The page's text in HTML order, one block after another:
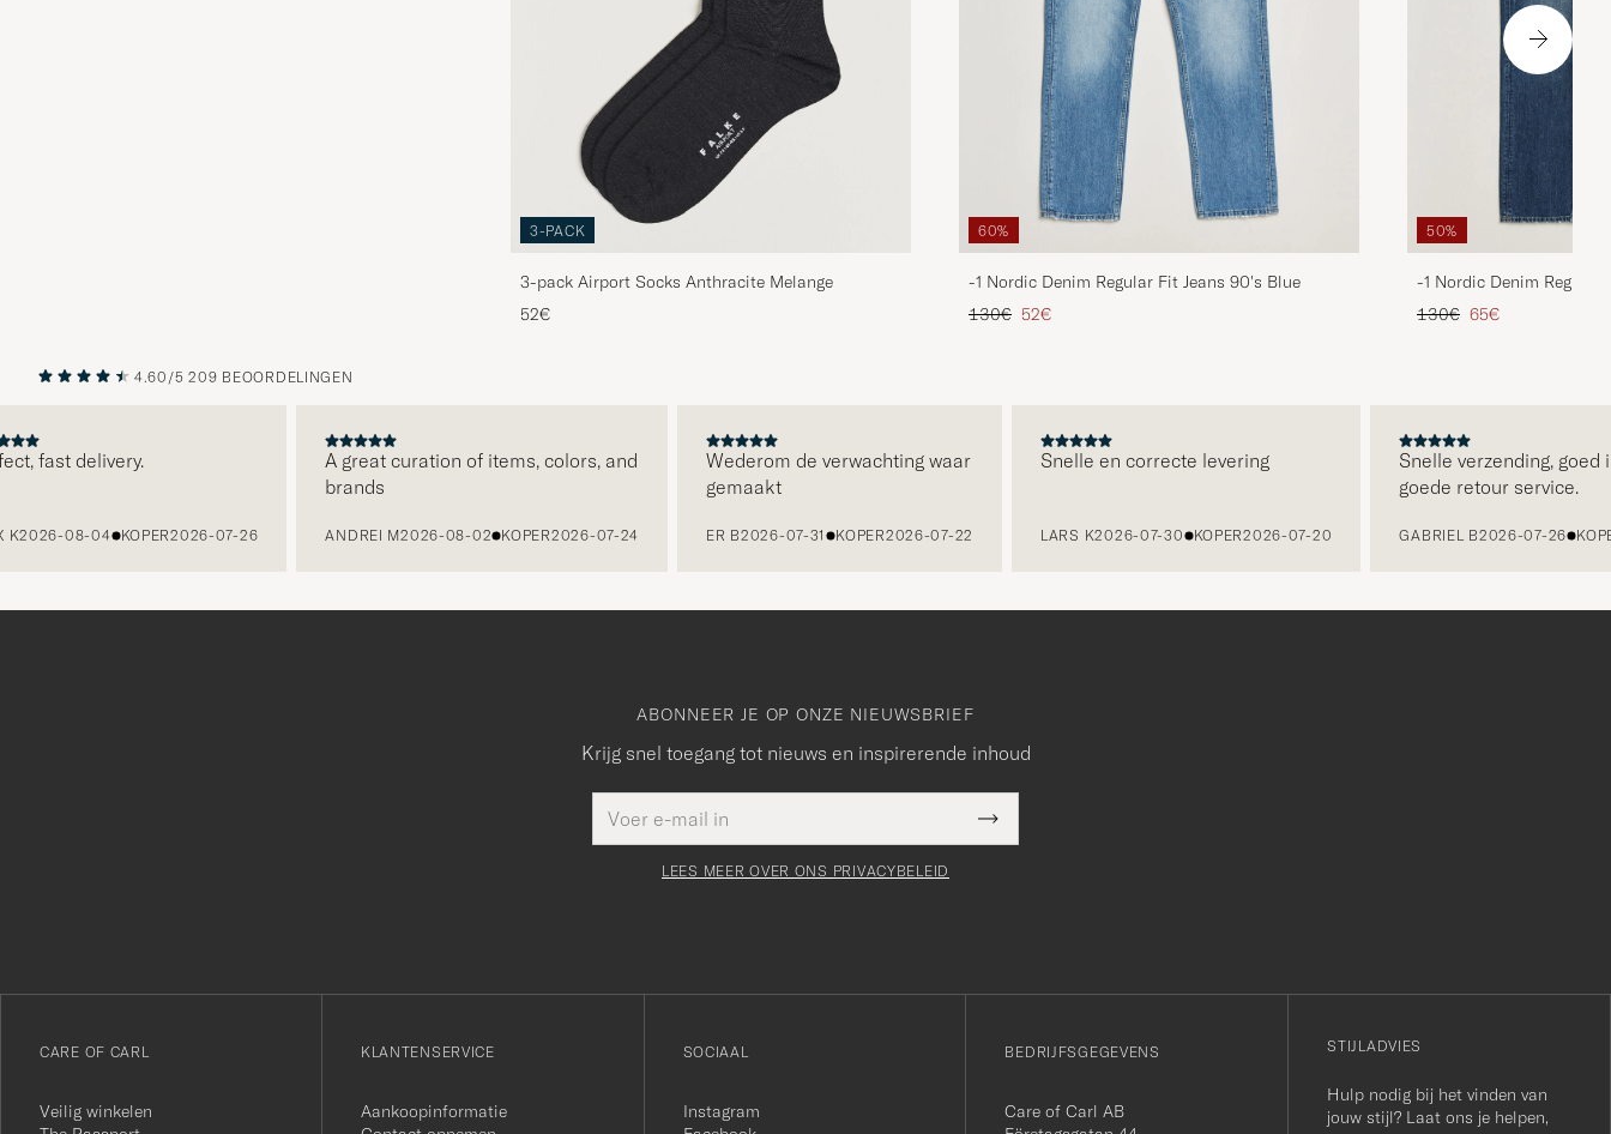
3-PACK
3-pack Airport Socks Anthracite Melange
52€
60%
-1 Nordic Denim Regular Fit Jeans 90's Blue
Reguliere prijs
130€ Verlaagd prijs
52€
50%
-1 Nordic Denim Regular
Reguliere prijs
130€ Verlaagd prijs
65€
VORIGE
4.60/5 209 BEOORDELINGEN
fast delivery.
08-04 KOPER2026-07-26
A great curation of items, colors, and
brands
ANDREI M2026-08-02 KOPER2026-07-24
Wederom de verwachting waar
gemaakt
ER B2026-07-31 KOPER2026-07-22
Snelle en correcte levering
LARS K2026-07-30 KOPER2026-07-20
Snelle verzending, goed
goede retour service.
GABRIEL B2026-07-26 KOPER
ABONNEER JE OP ONZE NIEUWSBRIEF
Krijg snel toegang tot nieuws en inspirerende inhoud
mailadres
Dit veld
moet
Submit
Newsletter
LEES MEER OVER ONS PRIVACYBELEID
CARE OF CARL
Veilig winkelen
KLANTENSERVICE
Aankoopinformatie
SOCIAAL
Instagram
BEDRIJFSGEGEVENS
Care of Carl AB
STIJLADVIES
Hulp nodig bij het vinden van
jouw stijl? Laat ons je helpen,